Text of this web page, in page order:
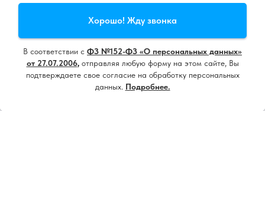
Хорошо! Жду звонка
В соответствии с ФЗ №152-ФЗ «О персональных данных»
от 27.07.2006,отправляя любую форму на этом сайте, Вы
подтверждаете свое согласие на обработку персональных
данных. Подробнее.
Продолжая пользоваться сайтом, вы даете
Принять все
Настроить
Напишите нам, мы онлайн!